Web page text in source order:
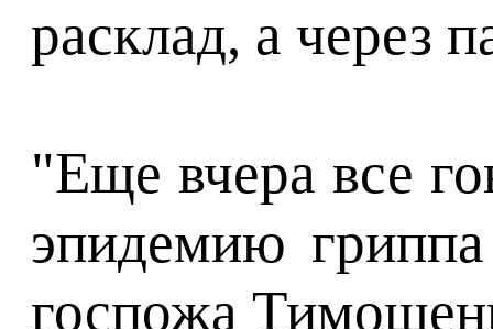
расклад, а через
"Еще вчера все
эпидемию
госпожа